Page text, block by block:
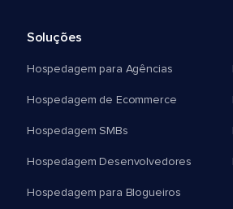
Soluções
Hospedagem para Agências
Hospedagem de Ecommerce
Hospedagem SMBs
Hospedagem Desenvolvedores
Hospedagem para Blogueiros